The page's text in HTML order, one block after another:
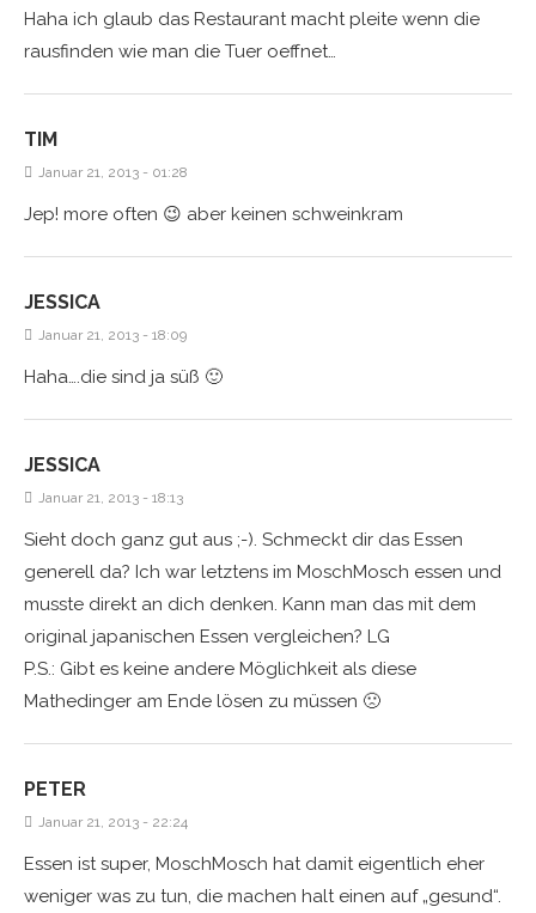
Haha ich glaub das Restaurant macht pleite wenn die
rausfinden wie man die Tuer oeffnet…
TIM
Januar 21, 2013 - 01:28
Jep! more often 😉 aber keinen schweinkram
JESSICA
Januar 21, 2013 - 18:09
Haha….die sind ja süß 🙂
JESSICA
Januar 21, 2013 - 18:13
Sieht doch ganz gut aus ;-). Schmeckt dir das Essen
generell da? Ich war letztens im MoschMosch essen und
musste direkt an dich denken. Kann man das mit dem
original japanischen Essen vergleichen? LG
P.S.: Gibt es keine andere Möglichkeit als diese
Mathedinger am Ende lösen zu müssen 🙁
PETER
Januar 21, 2013 - 22:24
Essen ist super, MoschMosch hat damit eigentlich eher
weniger was zu tun, die machen halt einen auf „gesund“.